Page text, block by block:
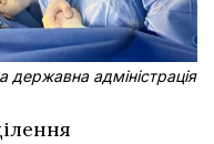
державна адміністрація